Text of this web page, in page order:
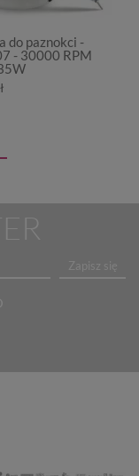
do paznokci -
- 30000 RPM
Zapisz się